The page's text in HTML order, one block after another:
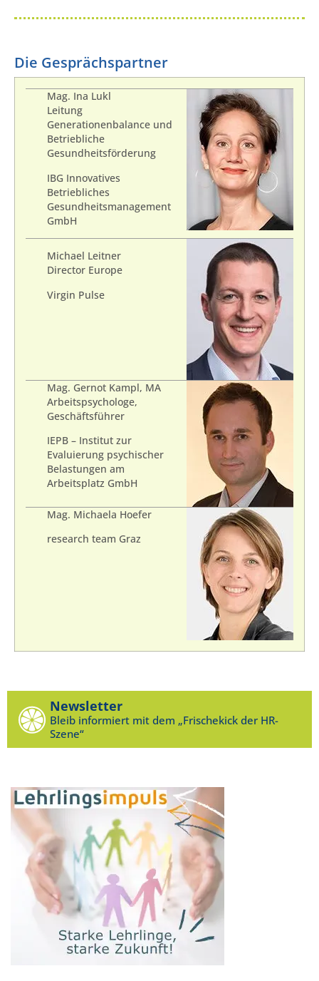
Die Gesprächspartner
Mag. Ina Lukl
Leitung
Generationenbalance und
Betriebliche
Gesundheitsförderung
IBG Innovatives
Betriebliches
Gesundheitsmanagement
GmbH
Michael Leitner
Director Europe
Virgin Pulse
Mag. Gernot Kampl, MA
Arbeitspsychologe,
Geschäftsführer
IEPB – Institut zur
Evaluierung psychischer
Belastungen am
Arbeitsplatz GmbH
Mag. Michaela Hoefer
research team Graz
Newsletter
Bleib informiert mit dem „Frischekick der HR-
Szene“